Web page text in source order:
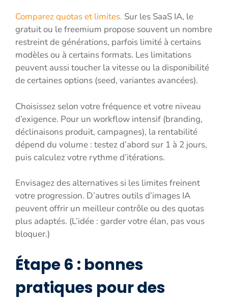
Comparez quotas et limites. Sur les SaaS IA, le
gratuit ou le freemium propose souvent un nombre
restreint de générations, parfois limité à certains
modèles ou à certains formats. Les limitations
peuvent aussi toucher la vitesse ou la disponibilité
de certaines options (seed, variantes avancées).
Choisissez selon votre fréquence et votre niveau
d’exigence. Pour un workflow intensif (branding,
déclinaisons produit, campagnes), la rentabilité
dépend du volume : testez d’abord sur 1 à 2 jours,
puis calculez votre rythme d’itérations.
Envisagez des alternatives si les limites freinent
votre progression. D’autres outils d’images IA
peuvent offrir un meilleur contrôle ou des quotas
plus adaptés. (L’idée : garder votre élan, pas vous
bloquer.)
Étape 6 : bonnes
pratiques pour des